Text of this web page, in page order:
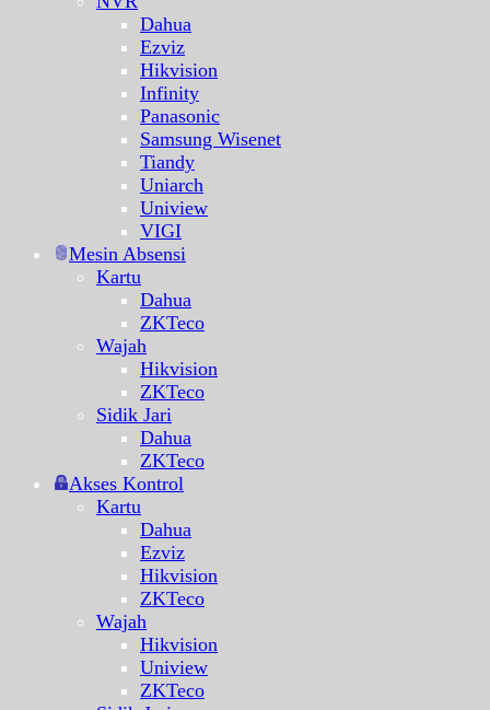
Dahua
Ezviz
Hikvision
Infinity
Panasonic
Samsung Wisenet
Tiandy
Uniarch
Uniview
VIGI
Mesin Absensi
Kartu
Dahua
ZKTeco
Wajah
Hikvision
ZKTeco
Sidik Jari
Dahua
ZKTeco
Akses Kontrol
Kartu
Dahua
Ezviz
Hikvision
ZKTeco
Wajah
Hikvision
Uniview
ZKTeco